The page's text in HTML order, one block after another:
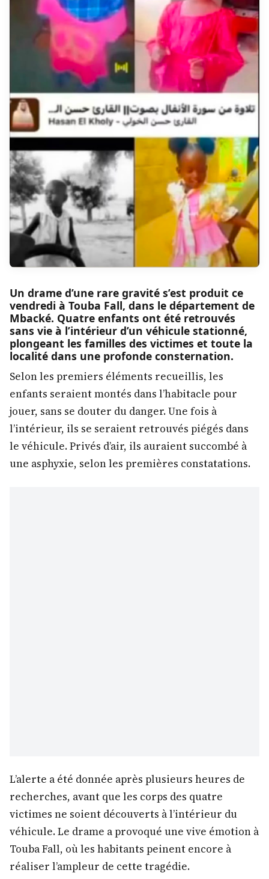
Un drame d’une rare gravité s’est produit ce
vendredi à Touba Fall, dans le département de
Mbacké. Quatre enfants ont été retrouvés
sans vie à l’intérieur d’un véhicule stationné,
plongeant les familles des victimes et toute la
localité dans une profonde consternation.
Selon les premiers éléments recueillis, les
enfants seraient montés dans l’habitacle pour
jouer, sans se douter du danger. Une fois à
l’intérieur, ils se seraient retrouvés piégés dans
le véhicule. Privés d’air, ils auraient succombé à
une asphyxie, selon les premières constatations.
L’alerte a été donnée après plusieurs heures de
recherches, avant que les corps des quatre
victimes ne soient découverts à l’intérieur du
véhicule. Le drame a provoqué une vive émotion à
Touba Fall, où les habitants peinent encore à
réaliser l’ampleur de cette tragédie.